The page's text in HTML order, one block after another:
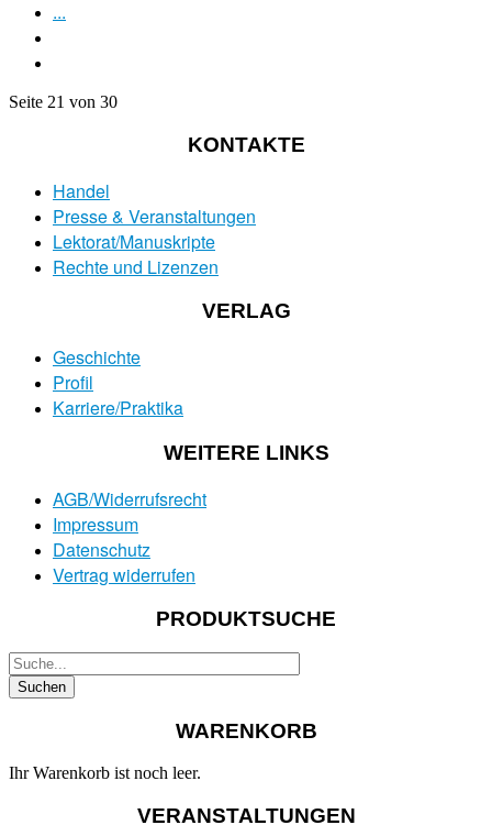
...
Seite 21 von 30
KONTAKTE
Handel
Presse & Veranstaltungen
Lektorat/Manuskripte
Rechte und Lizenzen
VERLAG
Geschichte
Profil
Karriere/Praktika
WEITERE LINKS
AGB/Widerrufsrecht
Impressum
Datenschutz
Vertrag widerrufen
PRODUKTSUCHE
WARENKORB
Ihr Warenkorb ist noch leer.
VERANSTALTUNGEN